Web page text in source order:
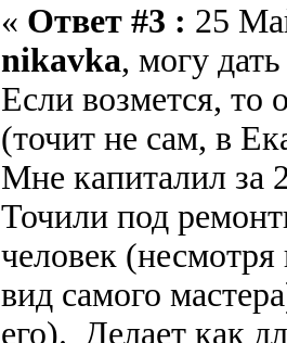
« Ответ #3 : 25
nikavka, могу
Если возмется, то
(точит не сам, в
Мне капиталил за
Точили под
человек
вид самого
его). Делает как